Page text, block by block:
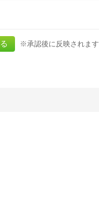
※承認後に反映されます